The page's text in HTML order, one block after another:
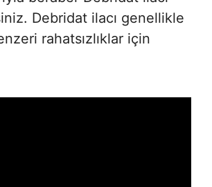
Debridat ilacı genellikle
rahatsızlıklar için